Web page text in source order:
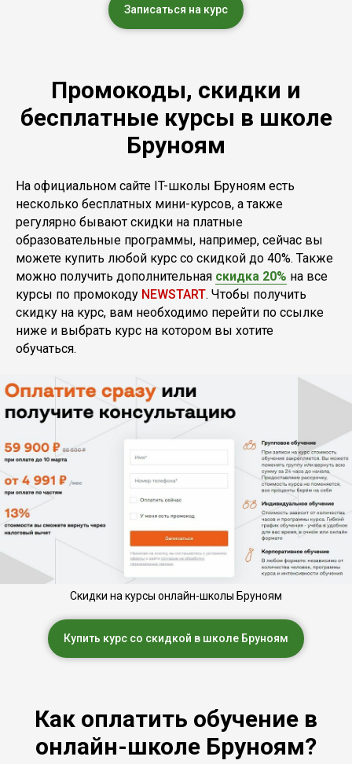
Записаться на курс
Промокоды, скидки и
бесплатные курсы в школе
Бруноям
На официальном сайте IT-школы Бруноям есть
несколько бесплатных мини-курсов, а также
регулярно бывают скидки на платные
образовательные программы, например, сейчас вы
можете купить любой курс со скидкой до 40%. Также
можно получить дополнительная скидка 20% на все
курсы по промокоду NEWSTART. Чтобы получить
скидку на курс, вам необходимо перейти по ссылке
ниже и выбрать курс на котором вы хотите
обучаться.
Скидки на курсы онлайн-школы Бруноям
Купить курс со скидкой в школе Бруноям
Как оплатить обучение в
онлайн-школе Бруноям?